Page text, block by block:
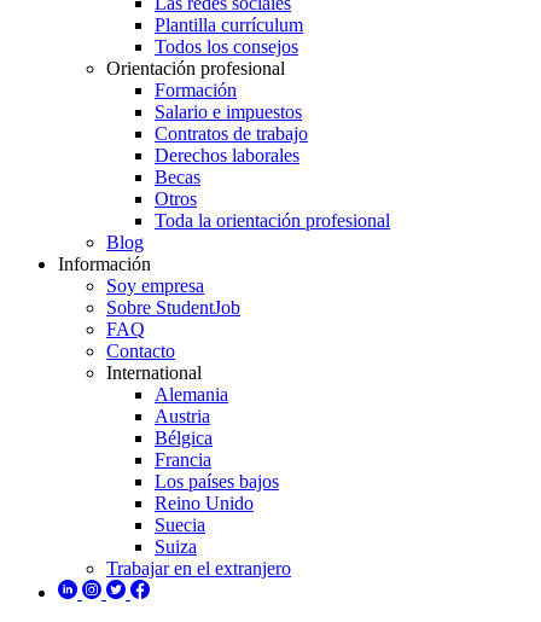
Plantilla currículum
Todos los consejos
Orientación profesional
Formación
Salario e impuestos
Contratos de trabajo
Derechos laborales
Becas
Otros
Toda la orientación profesional
Blog
Información
Soy empresa
Sobre StudentJob
FAQ
Contacto
International
Alemania
Austria
Bélgica
Francia
Los países bajos
Reino Unido
Suecia
Suiza
Trabajar en el extranjero